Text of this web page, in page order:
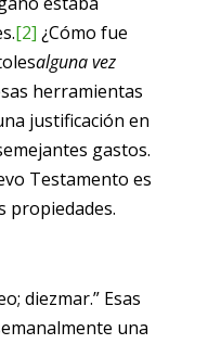
[2] ¿Cómo fue
alguna vez
herramientas
justificación en
gastos.
Testamento es
propiedades.
diezmar.” Esas
una